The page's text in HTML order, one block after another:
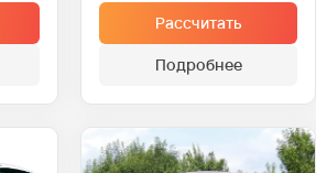
Рассчитать
Подробнее